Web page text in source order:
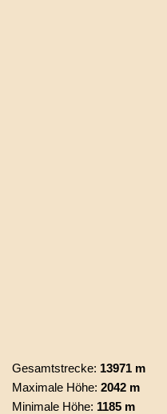
Gesamtstrecke: 13971 m
Maximale Höhe: 2042 m
Minimale Höhe: 1185 m